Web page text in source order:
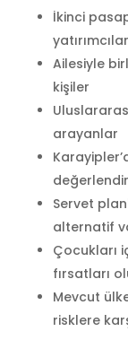
İkinci
yatırımcılar
Ailesiyle
kişiler
arayanlar
Servet
alternatif
Çocukları
fırsatları
Mevcut
risklere